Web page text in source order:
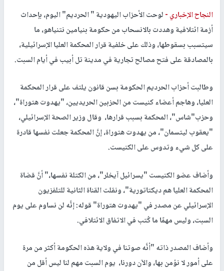
النجاح الإخباري -لوحت الأحزاب اليهودية " الحرديم" اليوم، بإحداث
أزمة ائتلافية وهددت بالانسحاب من حكومة بنيامين نتنياهو، ما
سيتسبب بسقوطها، وذلك على خلفية قرار المحكمة العليا الإسرائيلية،
بالمصادقة على فتح مصالح تجارية في مدينة تل أبيب في أيام السبت.
وطالبت أحزاب الحرديم الحكومة بسن قانون يلتف على قرار المحكمة
العليا، وهاجم أعضاء كنيست من الحزبين الحريديين، "يهدوت هتوراة"،
وحزب"شاس"، المحكمة بسبب قرارها، وقال وزير الصحة الإسرائيلي،
"يعقوب ليتسمان"، من يهدوت هتوراة، إنَّ المحكمة جعلت نفسها قادرة
على كل شيء وتدوس على الكنيست.
وأضاف عضو الكنيست "يسرائيل آيخلر"، من الكتلة نفسها،" أنَّ قضاة
المحكمة العليا هم ديكتاتورية"، ونقلت القناة الثانية للتلفزيون
الإسرائيلي عن مصدر في "يهدوت هتوراة" قوله: إنَّه لن نساوم على يوم
السبت، وليس مهمًا ما كُتب في الاتفاق الائتلافي.
وأضاف المصدر ذاته "أنَّه صوتنا في ولاية هذه الحكومة أكثر من مرة
على أمور لا نؤمن بها، والآن دورنا، يوم السبت مهم لنا ليس أقل من